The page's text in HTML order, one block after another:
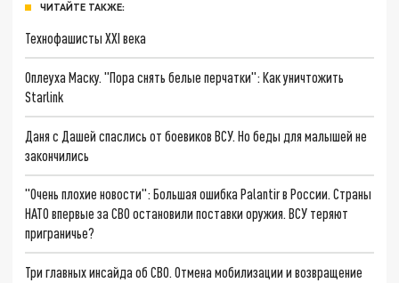
ЧИТАЙТЕ ТАКЖЕ:
Технофашисты XXI века
Оплеуха Маску. "Пора снять белые перчатки": Как уничтожить
Starlink
Даня с Дашей спаслись от боевиков ВСУ. Но беды для малышей не
закончились
"Очень плохие новости": Большая ошибка Palantir в России. Страны
НАТО впервые за СВО остановили поставки оружия. ВСУ теряют
приграничье?
Три главных инсайда об СВО. Отмена мобилизации и возвращение